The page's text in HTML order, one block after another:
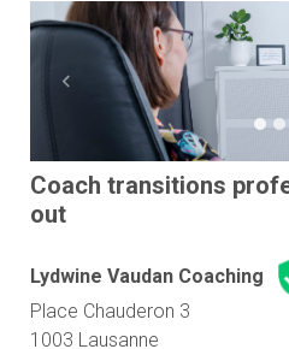
Previous
Coach transitions
out
Lydwine Vaudan Coaching
Place Chauderon 3
1003 Lausanne
Tél. *
Site internet:lydwinevaudan.ch